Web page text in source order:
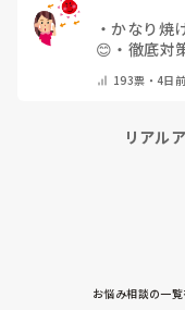
・ かなり焼
😊 ・ 徹底対
193票・4日前
リアル
お悩み相談の一